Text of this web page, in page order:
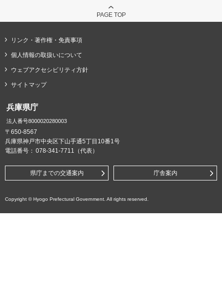
PAGE TOP
リンク・著作権・免責事項
個人情報の取扱いについて
ウェブアクセシビリティ方針
サイトマップ
兵庫県庁
法人番号8000020280003
〒650-8567
兵庫県神戸市中央区下山手通5丁目10番1号
電話番号： 078-341-7711（代表）
県庁までの交通案内 庁舎案内
Copyright © Hyogo Prefectural Government. All rights reserved.